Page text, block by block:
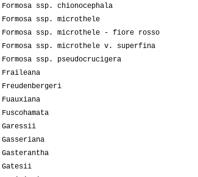
Formosa ssp. chionocephala
Formosa ssp. microthele
Formosa ssp. microthele - fiore rosso
Formosa ssp. microthele v. superfina
Formosa ssp. pseudocrucigera
Fraileana
Freudenbergeri
Fuauxiana
Fuscohamata
Garessii
Gasseriana
Gasterantha
Gatesii